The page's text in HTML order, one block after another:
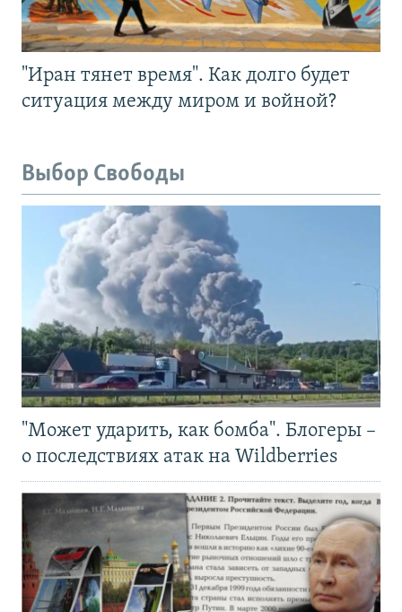
"Иран тянет время". Как долго будет
ситуация между миром и войной?
Выбор Свободы
"Может ударить, как бомба". Блогеры –
о последствиях атак на Wildberries